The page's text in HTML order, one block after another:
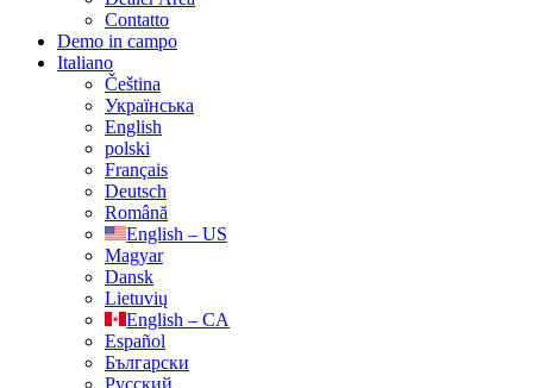
Contatto
Demo in campo
Italiano
Čeština
Українська
English
polski
Français
Deutsch
Română
English – US
Magyar
Dansk
Lietuvių
English – CA
Español
Български
Русский